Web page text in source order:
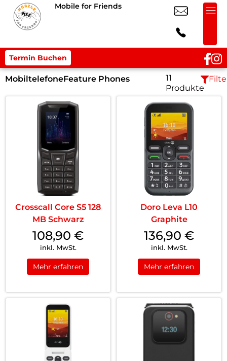
Mobile for Friends
Termin Buchen
MobiltelefoneFeature Phones
11
Produkte
Crosscall Core S5 128
MB Schwarz
108,90 €
inkl. MwSt.
Mehr erfahren
Doro Leva L10
Graphite
136,90 €
inkl. MwSt.
Mehr erfahren